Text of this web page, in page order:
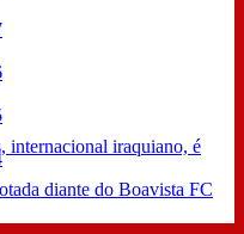
internacional iraquiano, é
diante do Boavista FC